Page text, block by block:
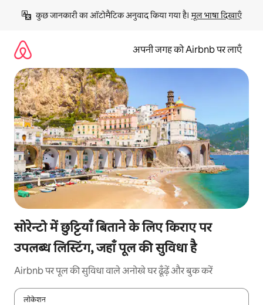
छोड़कर
कॉन्टेंट
कुछ जानकारी का ऑटोमैटिक अनुवाद किया गया है। मूल भाषा दिखाएँ
अपनी जगह को Airbnb पर लाएँ
सोरेन्टो में छुट्टियाँ बिताने के लिए किराए पर
उपलब्ध लिस्टिंग, जहाँ पूल की सुविधा है
Airbnb पर पूल की सुविधा वाले अनोखे घर ढूँढ़ें और बुक करें
लोकेशन